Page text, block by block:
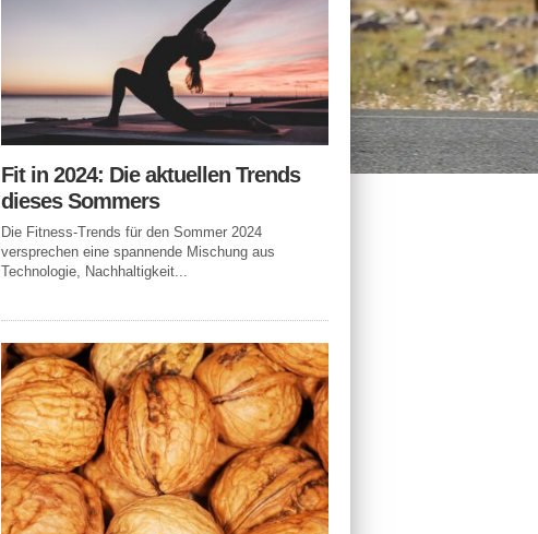
Fit in 2024: Die aktuellen Trends
dieses Sommers
Die Fitness-Trends für den Sommer 2024
versprechen eine spannende Mischung aus
Technologie, Nachhaltigkeit...